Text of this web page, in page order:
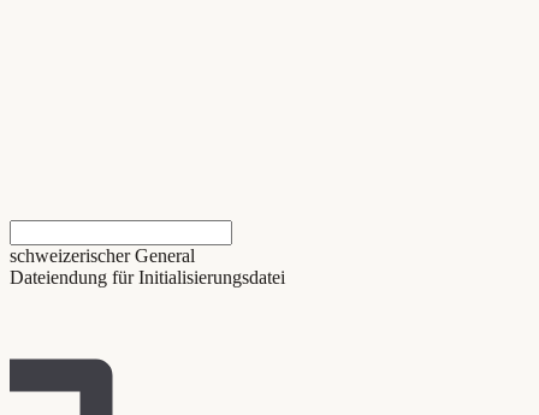
schweizerischer General
Dateiendung für Initialisierungsdatei